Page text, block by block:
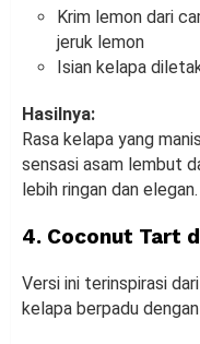
Krim lemon dari
jeruk lemon
Isian kelapa
Hasilnya:
Rasa kelapa yang
sensasi asam lembut
lebih ringan dan elegan.
4. Coconut Tart
Versi ini terinspirasi
kelapa berpadu